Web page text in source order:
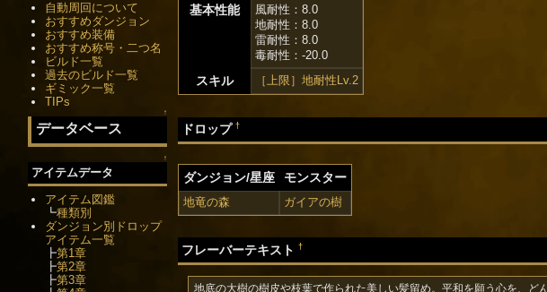
基本性能
風耐性：8.0
地耐性：8.0
雷耐性：8.0
毒耐性：-20.0
スキル ［上限］地耐性Lv.2
ドロップ †
ダンジョン/星座 モンスター
地竜の森 ガイアの樹
フレーバーテキスト †
地底の大樹の樹皮や枝葉で作られた美しい髪留め。平和を願う心を、ど
自動周回について
おすすめダンジョン
おすすめ装備
おすすめ称号・二つ名
ビルド一覧
過去のビルド一覧
ギミック一覧
TIPs
↑
データベース
↑
アイテムデータ
アイテム図鑑
┗種類別
ダンジョン別ドロップ
アイテム一覧
┣第1章
┣第2章
┣第3章